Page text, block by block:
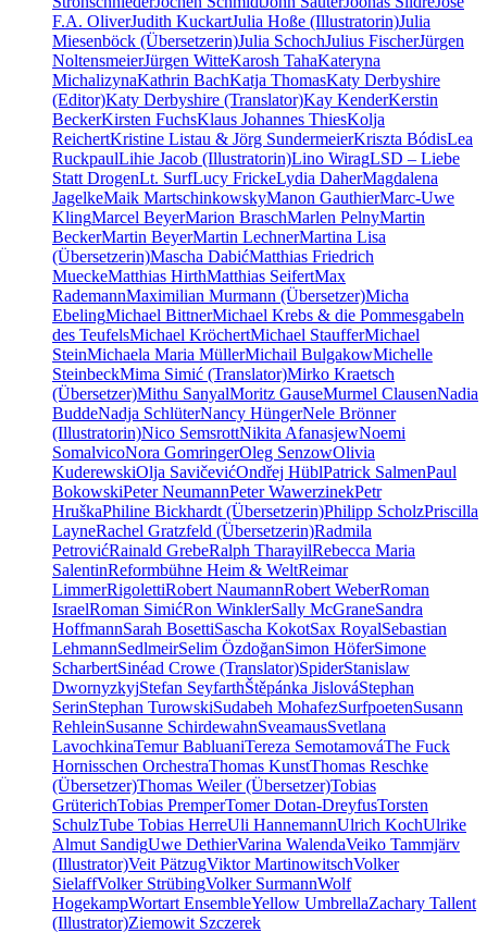
F.A. OliverJudith KuckartJulia Hoße (Illustratorin)Julia
Miesenböck (Übersetzerin)Julia SchochJulius FischerJürgen
NoltensmeierJürgen WitteKarosh TahaKateryna
MichalizynaKathrin BachKatja ThomasKaty Derbyshire
(Editor)Katy Derbyshire (Translator)Kay KenderKerstin
BeckerKirsten FuchsKlaus Johannes ThiesKolja
ReichertKristine Listau & Jörg SundermeierKriszta BódisLea
RuckpaulLihie Jacob (Illustratorin)Lino WiragLSD – Liebe
Statt DrogenLt. SurfLucy FrickeLydia DaherMagdalena
JagelkeMaik MartschinkowskyManon GauthierMarc-Uwe
KlingMarcel BeyerMarion BraschMarlen PelnyMartin
BeckerMartin BeyerMartin LechnerMartina Lisa
(Übersetzerin)Mascha DabićMatthias Friedrich
MueckeMatthias HirthMatthias SeifertMax
RademannMaximilian Murmann (Übersetzer)Micha
EbelingMichael BittnerMichael Krebs & die Pommesgabeln
des TeufelsMichael KröchertMichael StaufferMichael
SteinMichaela Maria MüllerMichail BulgakowMichelle
SteinbeckMima Simić (Translator)Mirko Kraetsch
(Übersetzer)Mithu SanyalMoritz GauseMurmel ClausenNadia
BuddeNadja SchlüterNancy HüngerNele Brönner
(Illustratorin)Nico SemsrottNikita AfanasjewNoemi
SomalvicoNora GomringerOleg SenzowOlivia
KuderewskiOlja SavičevićOndřej HüblPatrick SalmenPaul
BokowskiPeter NeumannPeter WawerzinekPetr
HruškaPhiline Bickhardt (Übersetzerin)Philipp ScholzPriscilla
LayneRachel Gratzfeld (Übersetzerin)Radmila
PetrovićRainald GrebeRalph TharayilRebecca Maria
SalentinReformbühne Heim & WeltReimar
LimmerRigolettiRobert NaumannRobert WeberRoman
IsraelRoman SimićRon WinklerSally McGraneSandra
HoffmannSarah BosettiSascha KokotSax RoyalSebastian
LehmannSedlmeirSelim ÖzdoğanSimon HöferSimone
ScharbertSinéad Crowe (Translator)SpiderStanislaw
DwornyzkyjStefan SeyfarthŠtěpánka JislováStephan
SerinStephan TurowskiSudabeh MohafezSurfpoetenSusann
RehleinSusanne SchirdewahnSveamausSvetlana
LavochkinaTemur BabluaniTereza SemotamováThe Fuck
Hornisschen OrchestraThomas KunstThomas Reschke
(Übersetzer)Thomas Weiler (Übersetzer)Tobias
GrüterichTobias PremperTomer Dotan-DreyfusTorsten
SchulzTube Tobias HerreUli HannemannUlrich KochUlrike
Almut SandigUwe DethierVarina WalendaVeiko Tammjärv
(Illustrator)Veit PätzugViktor MartinowitschVolker
SielaffVolker StrübingVolker SurmannWolf
HogekampWortart EnsembleYellow UmbrellaZachary Tallent
(Illustrator)Ziemowit Szczerek